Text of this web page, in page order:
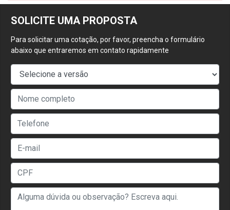
SOLICITE UMA PROPOSTA
Para solicitar uma cotação, por favor, preencha o formulário
abaixo que entraremos em contato rapidamente